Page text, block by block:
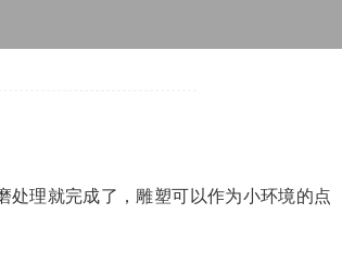
处理就完成了，雕塑可以作为小环境的点